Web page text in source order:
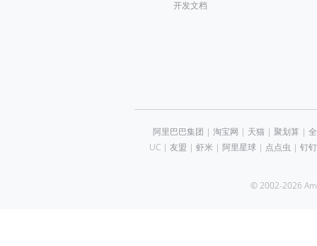
开发文档
阿里巴巴集团 | 淘宝网 | 天猫| 聚划算 |
UC| 友盟 | 虾米 | 阿里星球| 点点虫 | 钉钉
© 2002-2026